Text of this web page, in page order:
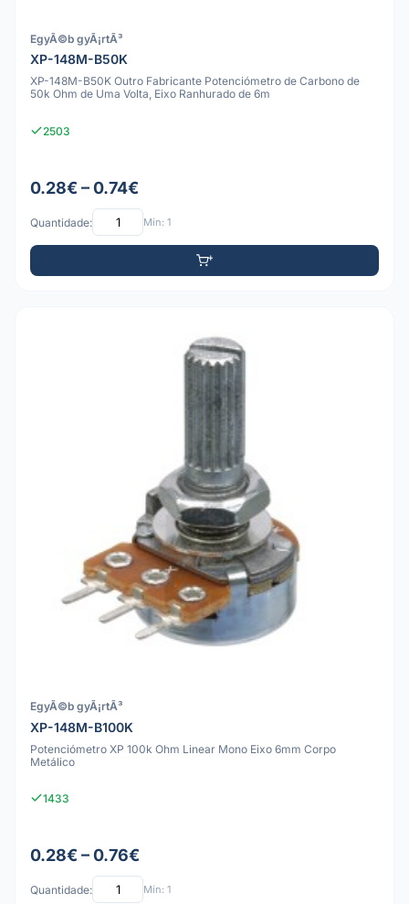
EgyÃ©b gyÃ¡rtÃ³
XP-148M-B50K
XP-148M-B50K Outro Fabricante Potenciómetro de Carbono de
50k Ohm de Uma Volta, Eixo Ranhurado de 6m
2503
0.28€ – 0.74€
Quantidade: Mín: 1
EgyÃ©b gyÃ¡rtÃ³
XP-148M-B100K
Potenciómetro XP 100k Ohm Linear Mono Eixo 6mm Corpo
Metálico
1433
0.28€ – 0.76€
Quantidade: Mín: 1